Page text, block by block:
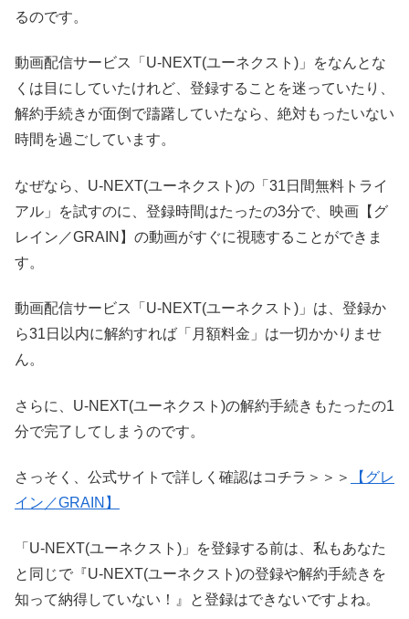
るのです。
動画配信サービス「U-NEXT(ユーネクスト)」をなんとな
くは目にしていたけれど、登録することを迷っていたり、
解約手続きが面倒で躊躇していたなら、絶対もったいない
時間を過ごしています。
なぜなら、U-NEXT(ユーネクスト)の「31日間無料トライ
アル」を試すのに、登録時間はたったの3分で、映画【グ
レイン／GRAIN】の動画がすぐに視聴することができま
す。
動画配信サービス「U-NEXT(ユーネクスト)」は、登録か
ら31日以内に解約すれば「月額料金」は一切かかりませ
ん。
さらに、U-NEXT(ユーネクスト)の解約手続きもたったの1
分で完了してしまうのです。
さっそく、公式サイトで詳しく確認はコチラ＞＞＞
【グレ
イン／GRAIN】
「U-NEXT(ユーネクスト)」を登録する前は、私もあなた
と同じで『U-NEXT(ユーネクスト)の登録や解約手続きを
知って納得していない！』と登録はできないですよね。